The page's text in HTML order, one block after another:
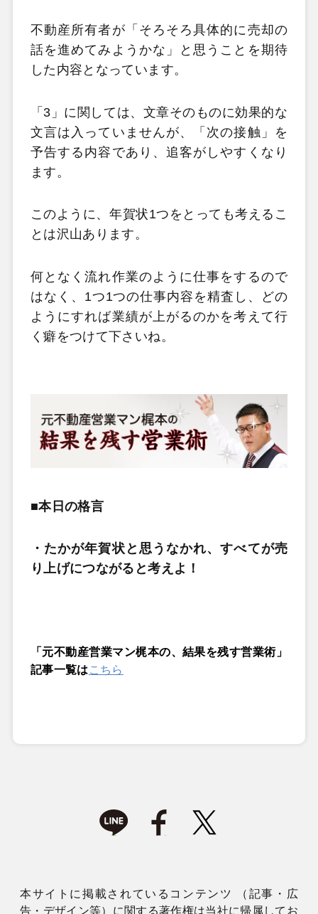
不動産所有者が「そろそろ具体的に売却の
話を進めてみようかな」と思うことを期待
した内容となっています。
「3」に関しては、文章そのものに効果的な
文言は入っていませんが、「次の接触」を
予告する内容であり、追客がしやすくなり
ます。
このように、年賀状1つをとっても考えるこ
とは沢山あります。
何となく流れ作業のように仕事をするので
はなく、1つ1つの仕事内容を精査し、どの
ようにすれば業績が上がるのかを考えて行
く癖をつけて下さいね。
■本日の格言
・たかが年賀状と思うなかれ、すべてが売
り上げにつながると考えよ！
「元不動産営業マン梶本の、結果を残す営業術」
記事一覧は こちら
本サイトに掲載されているコンテンツ （記事・広
告・デザイン等）に関する著作権は当社に帰属してお